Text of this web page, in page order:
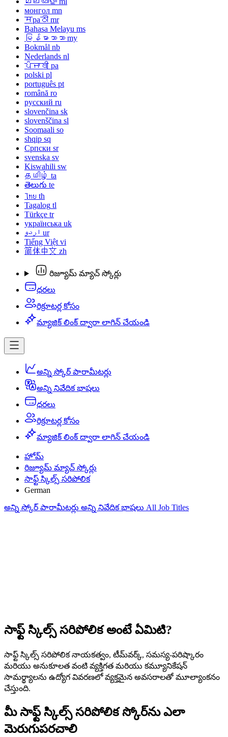
монгол mn
मраठी mr
Bahasa Melayu ms
မြန်မာဘာသာ my
Bokmål nb
Nederlands nl
ਪੰਜਾਬੀ pa
polski pl
português pt
română ro
русский ru
slovenčina sk
slovenščina sl
Soomaali so
shqip sq
Српски sr
svenska sv
Kiswahili sw
தமிழ் ta
తెలుగు te
ไทย th
Tagalog tl
Türkçe tr
українська uk
اردو ur
Tiếng Việt vi
简体中文 zh
రిజ్యూమ్ మ్యాచ్ స్కోర్లు
ధరలు
రిక్రూటర్ల కోసం
మ్యాజిక్ లింక్ ద్వారా లాగిన్ చేయండి
అన్ని స్కోర్ పారామీటర్లు
అన్ని నివేదిక భాషలు
ధరలు
రిక్రూటర్ల కోసం
మ్యాజిక్ లింక్ ద్వారా లాగిన్ చేయండి
హోమ్
రిజ్యూమ్ మ్యాచ్ స్కోర్లు
సాఫ్ట్ స్కిల్స్ సరిపోలిక
German
అన్ని స్కోర్ పారామీటర్లు అన్ని నివేదిక భాషలు All Job Titles
సాఫ్ట్ స్కిల్స్ సరిపోలిక అంటే ఏమిటి?
సాఫ్ట్ స్కిల్స్ సరిపోలిక నాయకత్వం, టీమ్‌వర్క్, సమస్య-పరిష్కారం
మరియు అనుకూలత వంటి వ్యక్తిగత మరియు కమ్యూనికేషన్
సామర్థ్యాలను ఉద్యోగ వివరణలో వ్యక్తమైన అవసరాలతో మూల్యాంకనం
చేస్తుంది.
మీ సాఫ్ట్ స్కిల్స్ సరిపోలిక స్కోర్‌ను ఎలా
మెరుగుపరచాలి